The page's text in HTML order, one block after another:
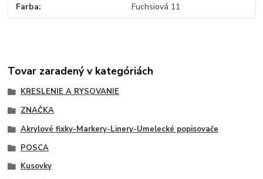
Farba Fuchsiová 11
Tovar zaradený v kategóriách
KRESLENIE A RYSOVANIE
ZNAČKA
Akrylové fixky-Markery-Linery-Umelecké popisovače
POSCA
Kusovky